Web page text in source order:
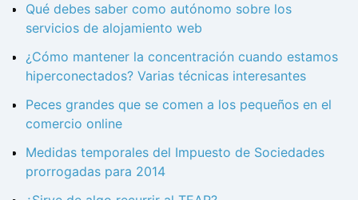
Qué debes saber como autónomo sobre los
servicios de alojamiento web
¿Cómo mantener la concentración cuando estamos
hiperconectados? Varias técnicas interesantes
Peces grandes que se comen a los pequeños en el
comercio online
Medidas temporales del Impuesto de Sociedades
prorrogadas para 2014